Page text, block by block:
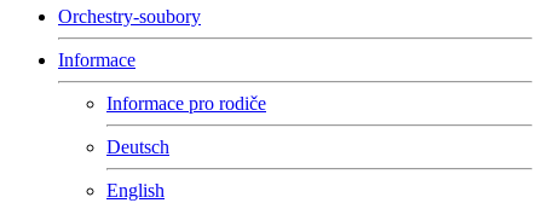
Orchestry-soubory
Informace
Informace pro rodiče
Deutsch
English